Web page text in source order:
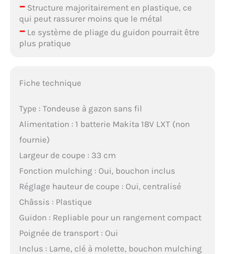
–Structure majoritairement en plastique, ce
qui peut rassurer moins que le métal
–Le système de pliage du guidon pourrait être
plus pratique
Fiche technique
Type : Tondeuse à gazon sans fil
Alimentation : 1 batterie Makita 18V LXT (non
fournie)
Largeur de coupe : 33 cm
Fonction mulching : Oui, bouchon inclus
Réglage hauteur de coupe : Oui, centralisé
Châssis : Plastique
Guidon : Repliable pour un rangement compact
Poignée de transport : Oui
Inclus : Lame, clé à molette, bouchon mulching